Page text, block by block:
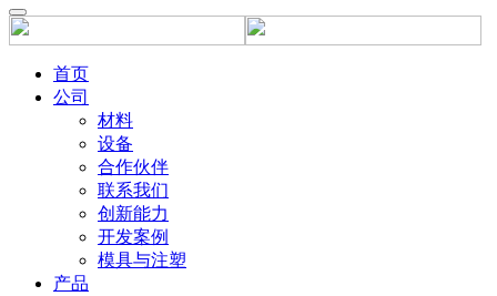
首页
公司
材料
设备
合作伙伴
联系我们
创新能力
开发案例
模具与注塑
产品